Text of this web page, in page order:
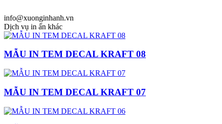
info@xuonginhanh.vn
Dịch vụ in ấn khác
MẪU IN TEM DECAL KRAFT 08
MẪU IN TEM DECAL KRAFT 07